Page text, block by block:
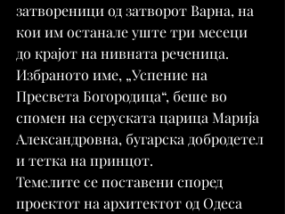
затвореници од затворот Варна, на
кои им останале уште три месеци
до крајот на нивната реченица.
Избраното име, „Успение на
Пресвета Богородица“, беше во
спомен на серуската царица Марија
Александровна, бугарска добродетел
и тетка на принцот.
Темелите се поставени според
проектот на архитектот од Одеса